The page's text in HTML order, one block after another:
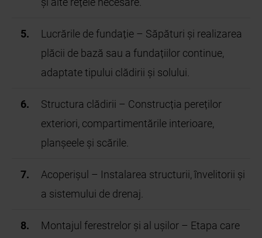
Lucrările de fundație – Săpături și realizarea
plăcii de bază sau a fundațiilor continue,
adaptate tipului clădirii și solului.
Structura clădirii – Construcția pereților
exteriori, compartimentările interioare,
planșeele și scările.
Acoperișul – Instalarea structurii, învelitorii și
a sistemului de drenaj.
Montajul ferestrelor și al ușilor – Etapa care